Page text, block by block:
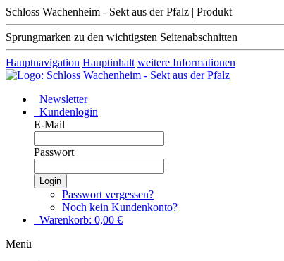
Schloss Wachenheim - Sekt aus der Pfalz | Produkt
Sprungmarken zu den wichtigsten Seitenabschnitten
Hauptnavigation Hauptinhalt weitere Informationen
Newsletter
Kundenlogin
E-Mail
Passwort
Login
Passwort vergessen?
Noch kein Kundenkonto?
Warenkorb: 0,00 €
Menü